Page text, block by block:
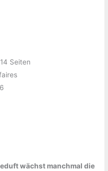
Seiten
wächst manchmal die